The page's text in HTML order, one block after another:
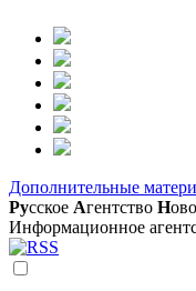
Дополнительные
Русское Агентство Н
Информационное